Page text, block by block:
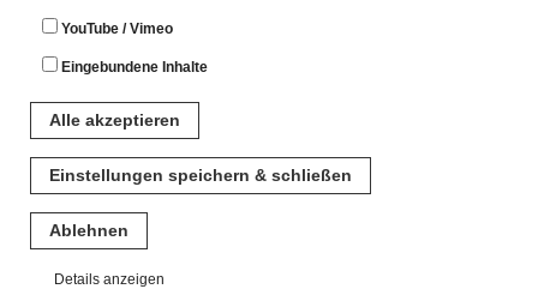
YouTube / Vimeo
Eingebundene Inhalte
Alle akzeptieren
Einstellungen speichern & schließen
Ablehnen
Details anzeigen
Name